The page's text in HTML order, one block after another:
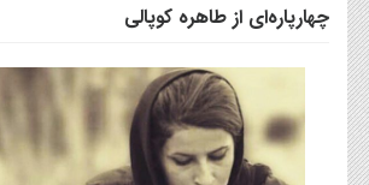
چهارپاره‌ای از طاهره کوپالی